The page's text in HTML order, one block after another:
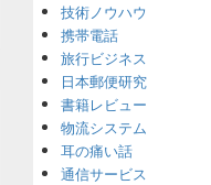
技術ノウハウ
携帯電話
旅行ビジネス
日本郵便研究
書籍レビュー
物流システム
耳の痛い話
通信サービス